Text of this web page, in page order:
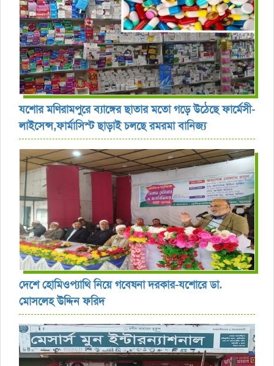
যশোর ‎মণিরামপুরে ব্যাঙ্গের ছাতার মতো গড়ে উঠেছে ফার্মেসী-
লাইসেন্স,ফার্মাসিস্ট ছাড়াই চলছে রমরমা বানিজ্য ‎
দেশে হোমিওপ্যাথি নিয়ে গবেষনা দরকার-যশোরে ডা.
মোসলেহ উদ্দিন ফরিদ